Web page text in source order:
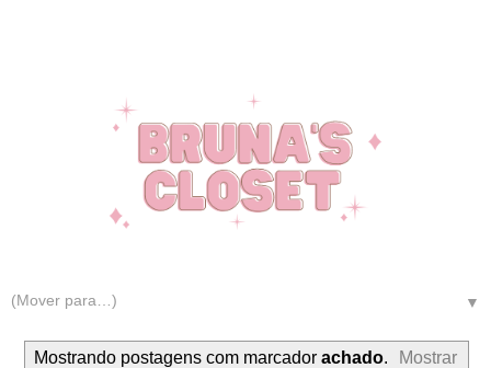
▼
Mostrando postagens com marcador achado.
Mostrar